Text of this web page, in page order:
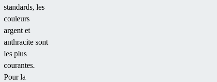
standards, les
couleurs
argent et
anthracite sont
les plus
courantes.
Pour la